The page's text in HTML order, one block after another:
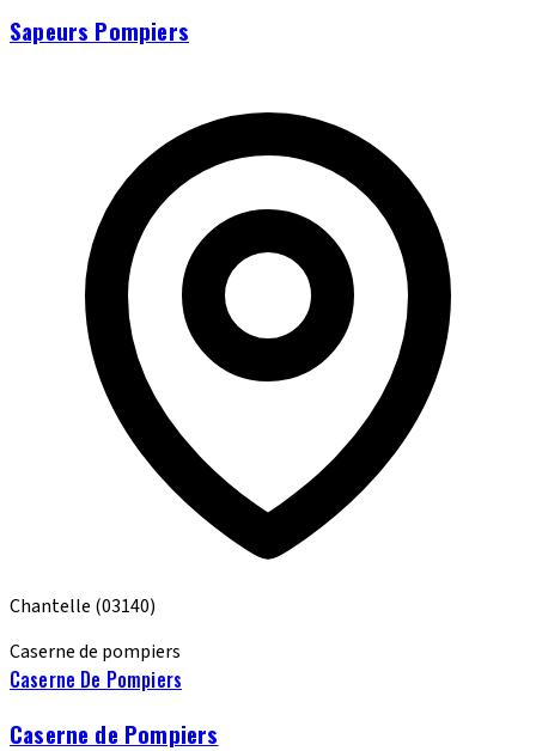
Sapeurs Pompiers
Chantelle (03140)
Caserne de pompiers
Caserne De Pompiers
Caserne de Pompiers